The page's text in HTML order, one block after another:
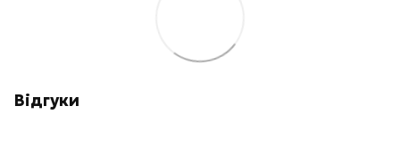
Відгуки